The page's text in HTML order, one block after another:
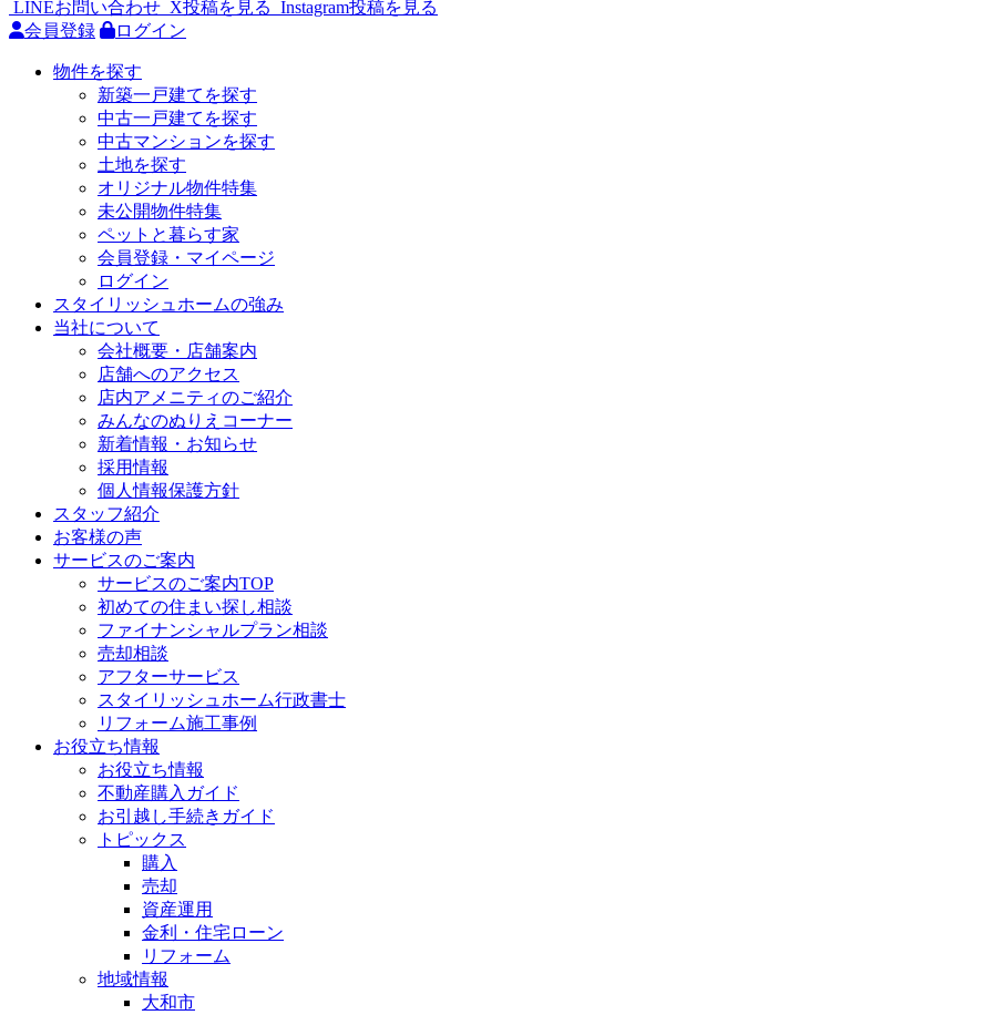
LINEお問い合わせ X投稿を見る Instagram投稿を見る
会員登録
ログイン
物件を探す
新築一戸建てを探す
中古一戸建てを探す
中古マンションを探す
土地を探す
オリジナル物件特集
未公開物件特集
ペットと暮らす家
会員登録・マイページ
ログイン
スタイリッシュホームの強み
当社について
会社概要・店舗案内
店舗へのアクセス
店内アメニティのご紹介
みんなのぬりえコーナー
新着情報・お知らせ
採用情報
個人情報保護方針
スタッフ紹介
お客様の声
サービスのご案内
サービスのご案内TOP
初めての住まい探し相談
ファイナンシャルプラン相談
売却相談
アフターサービス
スタイリッシュホーム行政書士
リフォーム施工事例
お役立ち情報
お役立ち情報
不動産購入ガイド
お引越し手続きガイド
トピックス
購入
売却
資産運用
金利・住宅ローン
リフォーム
地域情報
大和市